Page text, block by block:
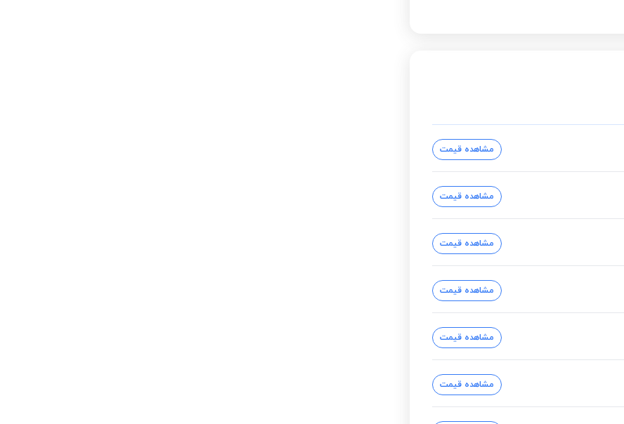
مشاهده قیمت
مشاهده قیمت
مشاهده قیمت
مشاهده قیمت
مشاهده قیمت
مشاهده قیمت